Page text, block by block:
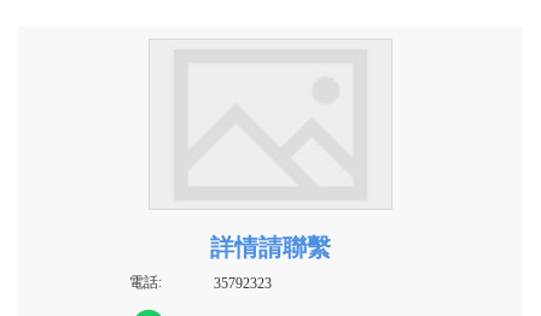
詳情請聯繫
電話: 35792323